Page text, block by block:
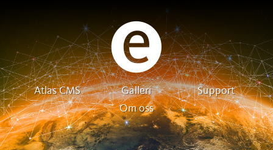
Atlas CMS Galleri
Support
Om oss